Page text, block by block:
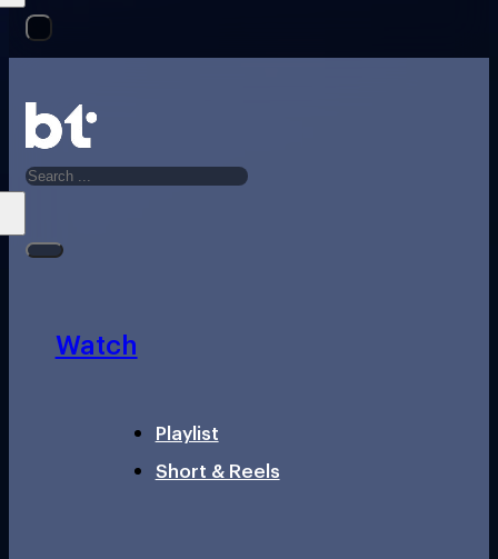
Search
Watch
Playlist
Short & Reels